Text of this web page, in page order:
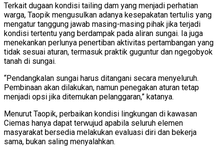
Terkait dugaan kondisi tailing dam yang menjadi perhatian
warga, Taopik mengusulkan adanya kesepakatan tertulis yang
mengatur tanggung jawab masing-masing pihak jika terjadi
kondisi tertentu yang berdampak pada aliran sungai. Ia juga
menekankan perlunya penertiban aktivitas pertambangan yang
tidak sesuai aturan, termasuk praktik guguntur dan ngegobyok
tanah di sungai.
“Pendangkalan sungai harus ditangani secara menyeluruh.
Pembinaan akan dilakukan, namun penegakan aturan tetap
menjadi opsi jika ditemukan pelanggaran,” katanya.
Menurut Taopik, perbaikan kondisi lingkungan di kawasan
Ciemas hanya dapat terwujud apabila seluruh elemen
masyarakat bersedia melakukan evaluasi diri dan bekerja
sama, bukan saling menyalahkan.